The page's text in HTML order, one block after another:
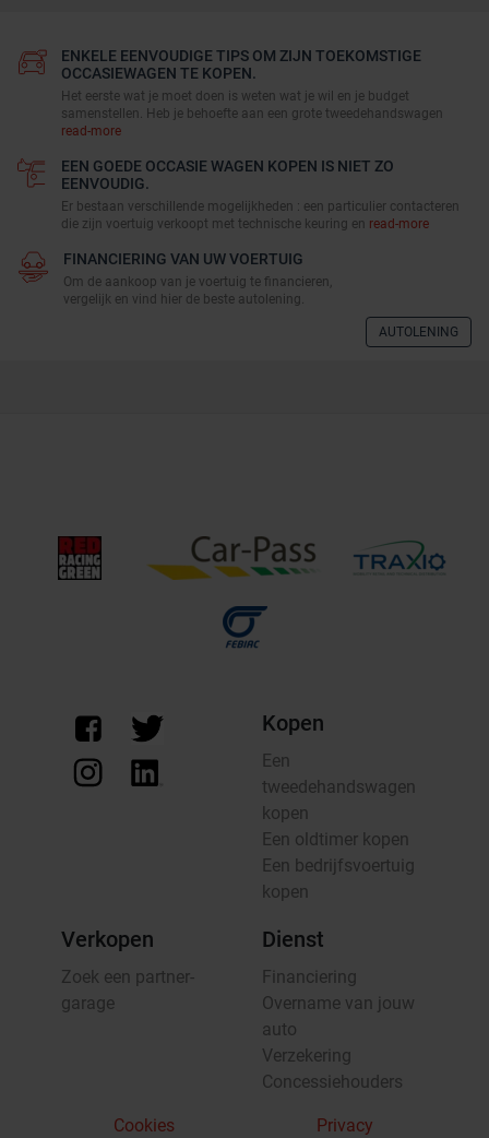
ENKELE EENVOUDIGE TIPS OM ZIJN TOEKOMSTIGE
OCCASIEWAGEN TE KOPEN.
Het eerste wat je moet doen is weten wat je wil en je budget
samenstellen. Heb je behoefte aan een grote tweedehandswagen
read-more
EEN GOEDE OCCASIE WAGEN KOPEN IS NIET ZO
EENVOUDIG.
Er bestaan verschillende mogelijkheden : een particulier contacteren
die zijn voertuig verkoopt met technische keuring en read-more
FINANCIERING VAN UW VOERTUIG
Om de aankoop van je voertuig te financieren,
vergelijk en vind hier de beste autolening.
AUTOLENING
Kopen
Een
tweedehandswagen
kopen
Een oldtimer kopen
Een bedrijfsvoertuig
kopen
Verkopen
Zoek een partner-
garage
Dienst
Financiering
Overname van jouw
auto
Verzekering
Concessiehouders
Cookies Privacy